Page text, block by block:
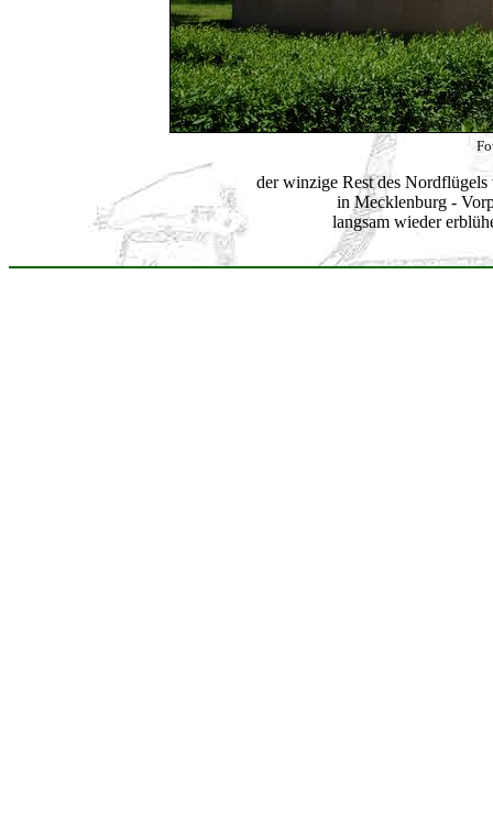
der winzige Rest des Nordflügels
in Mecklenburg -
langsam wieder